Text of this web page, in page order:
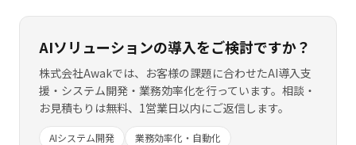
AIソリューションの導入をご検討ですか？
株式会社Awakでは、お客様の課題に合わせたAI導入支
援・システム開発・業務効率化を行っています。相談・
お見積もりは無料、1営業日以内にご返信します。
AIシステム開発
業務効率化・自動化